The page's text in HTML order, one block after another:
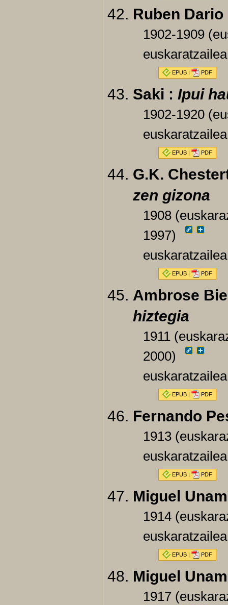
Ruben
1902-1909
EPUB| PDF
Saki : Ipui
1902-1920
EPUB| PDF
G.K.
zen gizona
1908
1997)
EPUB| PDF
Ambrose
hiztegia
1911
2000)
EPUB| PDF
Fernando
1913
EPUB| PDF
Miguel
1914
EPUB| PDF
Miguel
1917